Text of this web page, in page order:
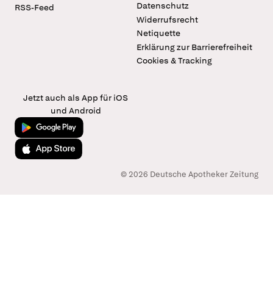
RSS-Feed
Datenschutz
Widerrufsrecht
Netiquette
Erklärung zur Barrierefreiheit
Cookies & Tracking
Jetzt auch als App für iOS
und Android
Jetzt bei Google Play
Laden im App Store
© 2026 Deutsche Apotheker Zeitung